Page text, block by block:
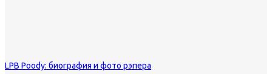
LPB Poody: биография и фото рэпера